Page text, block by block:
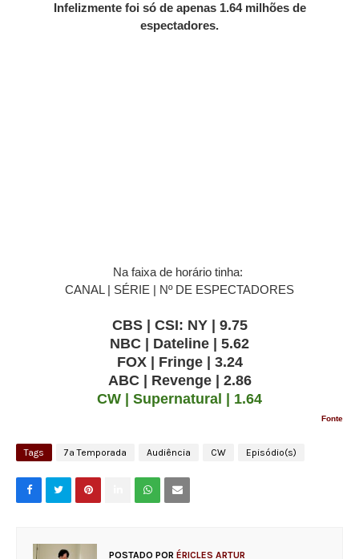
Infelizmente foi só de apenas 1.64 milhões de
espectadores.
Na faixa de horário tinha:
CANAL | SÉRIE | Nº DE ESPECTADORES
CBS | CSI: NY | 9.75
NBC | Dateline | 5.62
FOX | Fringe | 3.24
ABC | Revenge | 2.86
CW
| Supernatural | 1.64
Fonte
Tags 7ª Temporada Audiência CW Episódio(s)
POSTADO POR ÉRICLES ARTUR